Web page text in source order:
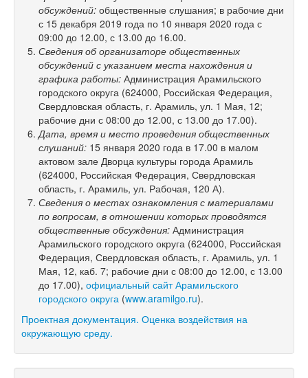
обсуждений: общественные слушания; в рабочие дни
с 15 декабря 2019 года по 10 января 2020 года с
09:00 до 12.00, с 13.00 до 16.00.
Сведения об организаторе общественных
обсуждений с указанием места нахождения и
графика работы: Администрация Арамильского
городского округа (624000, Российская Федерация,
Свердловская область, г. Арамиль, ул. 1 Мая, 12;
рабочие дни с 08:00 до 12.00, с 13.00 до 17.00).
Дата, время и место проведения общественных
слушаний: 15 января 2020 года в 17.00 в малом
актовом зале Дворца культуры города Арамиль
(624000, Российская Федерация, Свердловская
область, г. Арамиль, ул. Рабочая, 120 А).
Сведения о местах ознакомления с материалами
по вопросам, в отношении которых проводятся
общественные обсуждения: Администрация
Арамильского городского округа (624000, Российская
Федерация, Свердловская область, г. Арамиль, ул. 1
Мая, 12, каб. 7; рабочие дни с 08:00 до 12.00, с 13.00
до 17.00), официальный сайт Арамильского
городского округа (www.aramilgo.ru).
Проектная документация. Оценка воздействия на
окружающую среду.